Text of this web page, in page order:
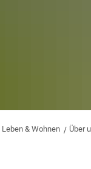
Leben & Wohnen Über